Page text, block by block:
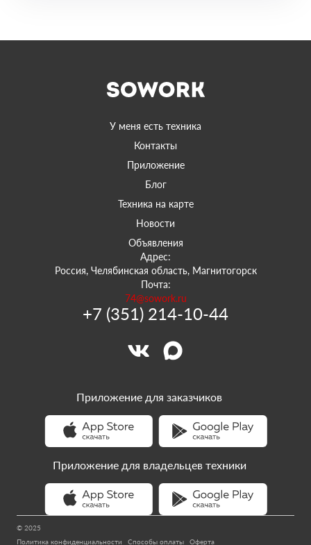
У меня есть техника
Контакты
Приложение
Блог
Техника на карте
Новости
Объявления
Адрес:
Россия, Челябинская область, Магнитогорск
Почта:
74@sowork.ru
+7 (351) 214-10-44
© 2025
Политика конфиденциальности
Способы оплаты Оферта
Приложение для заказчиков
Приложение для владельцев техники